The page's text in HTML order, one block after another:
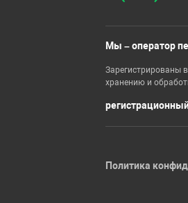
Мы – оператор
Зарегистрированы
хранению и
Политика